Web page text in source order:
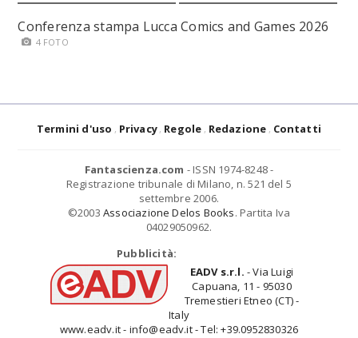
Conferenza stampa Lucca Comics and Games 2026
4 FOTO
Termini d'uso Privacy Regole Redazione Contatti
Fantascienza.com - ISSN 1974-8248 -
Registrazione tribunale di Milano, n. 521 del 5
settembre 2006.
©2003 Associazione Delos Books. Partita Iva
04029050962.
Pubblicità:
EADV s.r.l. - Via Luigi
Capuana, 11 - 95030
Tremestieri Etneo (CT) -
Italy
www.eadv.it - info@eadv.it - Tel: +39.0952830326